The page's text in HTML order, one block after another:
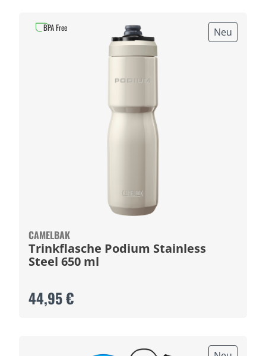
Neu
CAMELBAK
Trinkflasche Podium Stainless
Steel 650 ml
44,95 €
BPA Free